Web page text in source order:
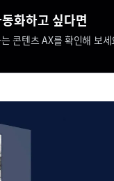
화하고 싶다면​​
콘텐츠 AX를 확인해 보